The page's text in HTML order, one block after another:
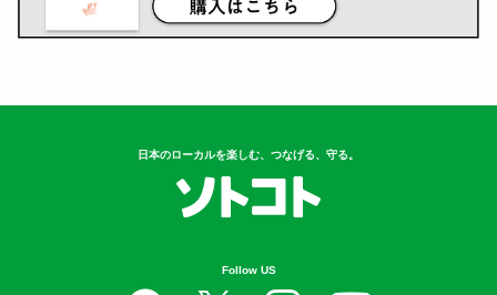
日本のローカルを楽しむ、つなげる、守る。
Follow US